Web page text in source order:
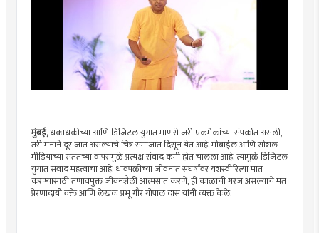
मुंबई,धकाधकीच्या आणि डिजिटल युगात माणसे जरी एकमेकांच्या संपर्कात असली,
तरी मनाने दूर जात असल्याचे चित्र समाजात दिसून येत आहे. मोबाईल आणि सोशल
मीडियाच्या सततच्या वापरामुळे प्रत्यक्ष संवाद कमी होत चालला आहे. त्यामुळे डिजिटल
युगात संवाद महत्त्वाचा आहे. धावपळीच्या जीवनात संघर्षांवर यशस्वीरित्या मात
करण्यासाठी तणावमुक्त जीवनशैली आत्मसात करणे, ही काळाची गरज असल्याचे मत
प्रेरणादायी वक्ते आणि लेखक प्रभू गौर गोपाल दास यांनी व्यक्त केले.